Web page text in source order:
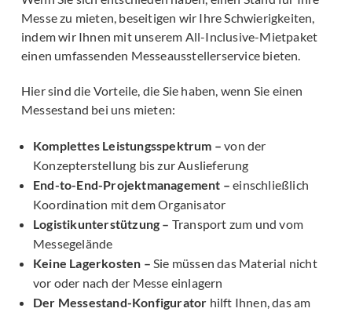
Messe zu mieten, beseitigen wir Ihre Schwierigkeiten,
indem wir Ihnen mit unserem All-Inclusive-Mietpaket
einen umfassenden Messeausstellerservice bieten.
Hier sind die Vorteile, die Sie haben, wenn Sie einen
Messestand bei uns mieten:
Komplettes Leistungsspektrum – von der
Konzepterstellung bis zur Auslieferung
End-to-End-Projektmanagement – einschließlich
Koordination mit dem Organisator
Logistikunterstützung – Transport zum und vom
Messegelände
Keine Lagerkosten – Sie müssen das Material nicht
vor oder nach der Messe einlagern
Der Messestand-Konfigurator hilft Ihnen, das am